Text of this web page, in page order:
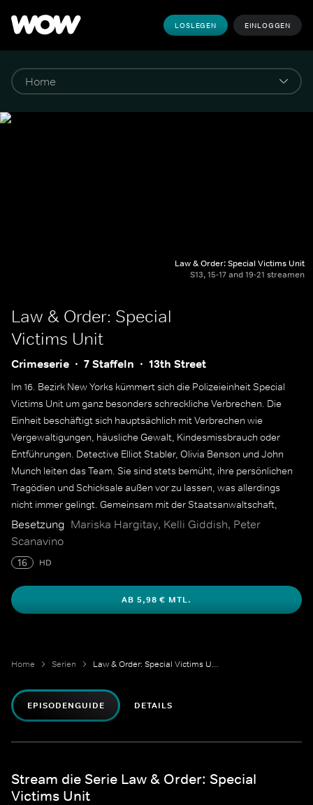
LOSLEGEN EINLOGGEN
Law & Order: Special Victims Unit
S13, 15-17 and 19-21 streamen
Law & Order: Special
Victims Unit
Crimeserie 7 Staffeln 13th Street
Im 16. Bezirk New Yorks kümmert sich die Polizeieinheit Special
Victims Unit um ganz besonders schreckliche Verbrechen. Die
Einheit beschäftigt sich hauptsächlich mit Verbrechen wie
Vergewaltigungen, häusliche Gewalt, Kindesmissbrauch oder
Entführungen. Detective Elliot Stabler, Olivia Benson und John
Munch leiten das Team. Sie sind stets bemüht, ihre persönlichen
Tragödien und Schicksale außen vor zu lassen, was allerdings
nicht immer gelingt. Gemeinsam mit der Staatsanwaltschaft,
Polizeicaptains, dem FBI sowie Medizinern sind sie auf der Jagd
nach Sexualstraftätern und Kinderschändern.
Besetzung Mariska Hargitay, Kelli Giddish, Peter
Scanavino
16 HD
AB 5,98 € MTL.
Home Serien Law & Order: Special Victims Unit
EPISODENGUIDE DETAILS
Stream die Serie Law & Order: Special
Victims Unit